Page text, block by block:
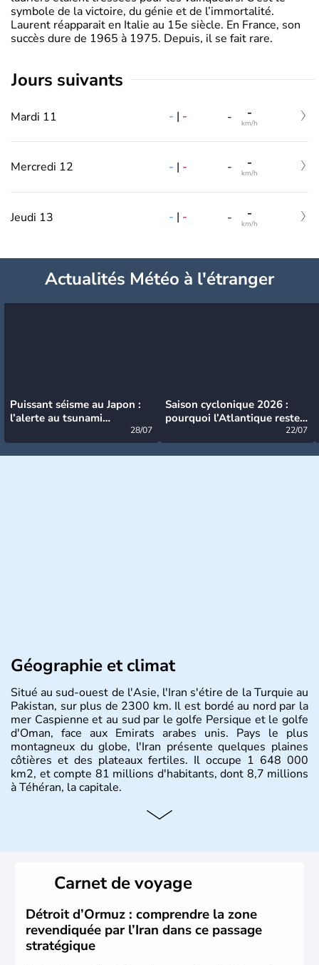
symbole de la victoire, du génie et de l’immortalité.
Laurent réapparait en Italie au 15e siècle. En France, son
succès dure de 1965 à 1975. Depuis, il se fait rare.
jours suivants
Mardi 11 - | - - -
km/h
Mercredi 12 - | - - -
km/h
Jeudi 13 - | - - -
km/h
Actualités Météo à l'étranger
Puissant séisme au Japon :
l’alerte au tsunami
28/07
Saison cyclonique 2026 :
pourquoi l’Atlantique reste
22/07
Géographie et climat
Situé au sud-ouest de l'Asie, l'Iran s'étire de la Turquie au
Pakistan, sur plus de 2300 km. Il est bordé au nord par la
mer Caspienne et au sud par le golfe Persique et le golfe
d'Oman, face aux Emirats arabes unis. Pays le plus
montagneux du globe, l'Iran présente quelques plaines
côtières et des plateaux fertiles. Il occupe 1 648 000
km2, et compte 81 millions d'habitants, dont 8,7 millions
à Téhéran, la capitale.
Carnet de voyage
Détroit d’Ormuz : comprendre la zone
revendiquée par l’Iran dans ce passage
stratégique